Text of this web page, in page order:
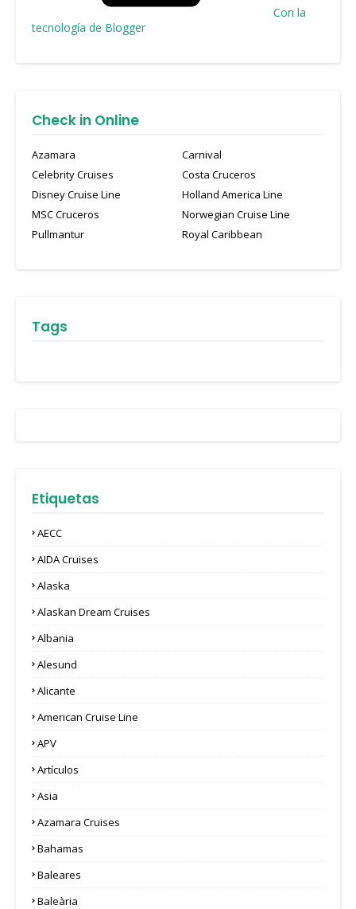
Con la
tecnología de Blogger
Check in Online
Azamara
Carnival
Celebrity Cruises
Costa Cruceros
Disney Cruise Line
Holland America Line
MSC Cruceros
Norwegian Cruise Line
Pullmantur
Royal Caribbean
Tags
Etiquetas
AECC
AIDA Cruises
Alaska
Alaskan Dream Cruises
Albania
Alesund
Alicante
American Cruise Line
APV
Artículos
Asia
Azamara Cruises
Bahamas
Baleares
Baleària